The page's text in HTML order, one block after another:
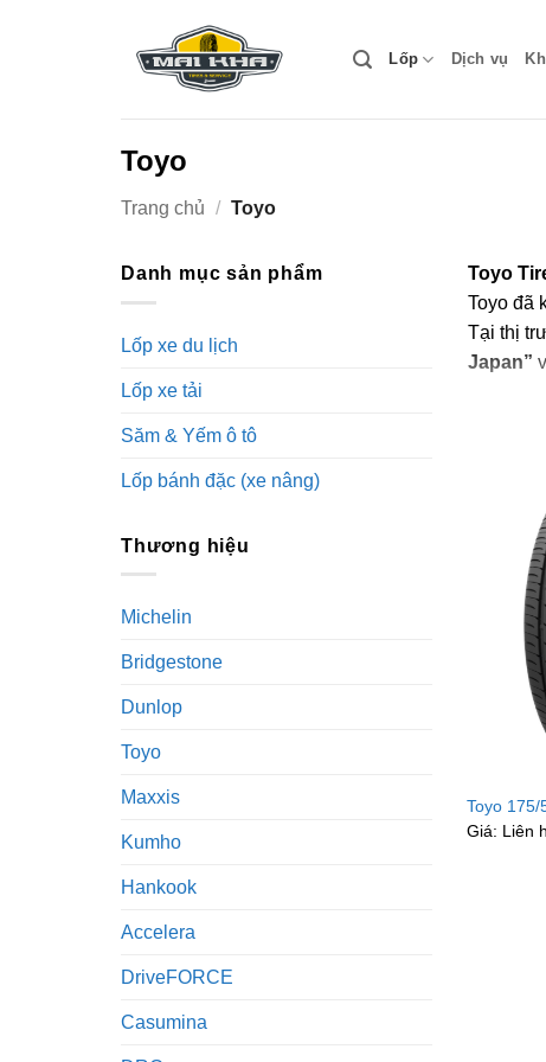
Lốp Dịch vụ
Toyo
Trang chủ / Toyo
Danh mục sản phẩm
Lốp xe du lịch
Lốp xe tải
Săm & Yếm ô tô
Lốp bánh đặc (xe nâng)
Thương hiệu
Michelin
Bridgestone
Dunlop
Toyo
Maxxis
Kumho
Hankook
Accelera
DriveFORCE
Casumina
Toyo
Toyo đã
Tại thị
Japan”
Lốp
Công
nhiên
Thiết
bên
Độ bền
đường
Phản
Toyo 175/
Giá: Liên